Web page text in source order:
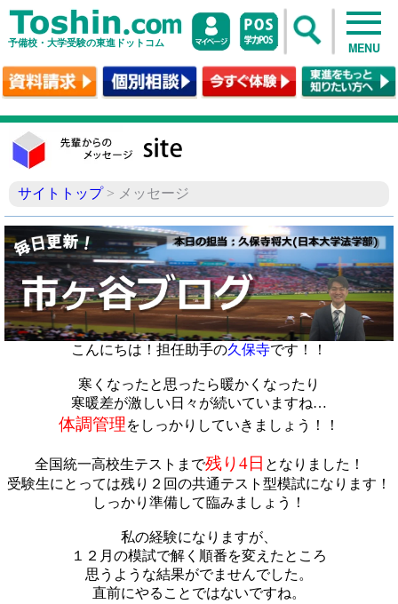
予備校・大学受験の東進ドットコム MENU
サイトトップ> メッセージ
こんにちは！担任助手の久保寺です！！
寒くなったと思ったら暖かくなったり
寒暖差が激しい日々が続いていますね…
体調管理をしっかりしていきましょう！！
全国統一高校生テストまで残り4日 となりました！
受験生にとっては残り２回の共通テスト型模試になります！
しっかり準備して臨みましょう！
私の経験になりますが、
１２月の模試で解く順番を変えたところ
思うような結果がでませんでした。
直前にやることではないですね。